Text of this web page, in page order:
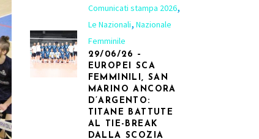
Comunicati stampa 2026,
Le Nazionali, Nazionale
Femminile
29/06/26 –
EUROPEI SCA
FEMMINILI, SAN
MARINO ANCORA
D’ARGENTO:
TITANE BATTUTE
AL TIE-BREAK
DALLA SCOZIA